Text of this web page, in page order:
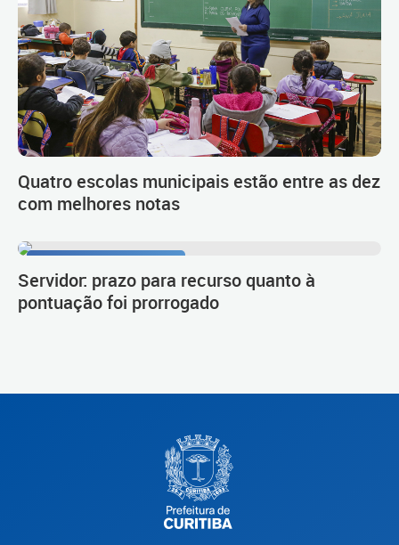
Quatro escolas municipais estão entre as dez
com melhores notas
Servidor: prazo para recurso quanto à
pontuação foi prorrogado